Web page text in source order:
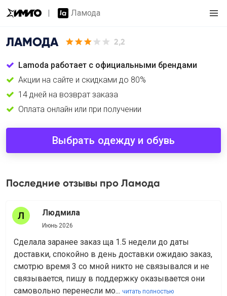
Ламода
ЛАМОДА 2,2
Lamoda работает с официальными брендами
Акции на сайте и скидками до 80%
14 дней на возврат заказа
Оплата онлайн или при получении
Выбрать одежду и обувь
Последние отзывы про Ламода
Людмила
Июнь 2026
Сделала заранее заказ ща 1.5 недели до даты
доставки, спокойно в день доставки ожидаю заказ,
смотрю время 3 со мной никто не связывался и не
связывается, пишу в поддержку оказывается они
самовольно перенесли мо... читать полностью